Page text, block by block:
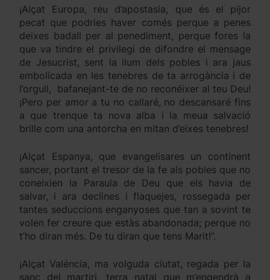
¡Alçat Europa, reu d’apostasia, que és el pijor
pecat que podries haver comés perque a penes
deixes badall per al penediment, perque fores la
que va tindre el privilegi de difondre el mensage
de Jesucrist, sent la llum dels pobles i ara jaus
embolicada en les tenebres de ta arrogància i de
l’orgull, bafanejant-te de no reconéixer al teu Deu!
¡Pero per amor a tu no callaré, no descansaré fins
a que trenque ta nova alba i la meua salvació
brille com una antorcha en mitan d’eixes tenebres!
¡Alçat Espanya, que evangelisares un continent
sancer, portant el tresor de la fe als pobles que no
coneixien la Paraula de Deu que els havia de
salvar, i ara declines i flaquejes, rossegada per
tantes seduccions enganyoses que tan a sovint te
volen fer creure que estàs abandonada; perque no
t’ho diran més. De tu diran que tens Marit!”.
¡Alçat Valéncia, ma volguda ciutat, regada per la
sanc del martiri, terra natal que m’engendrà a